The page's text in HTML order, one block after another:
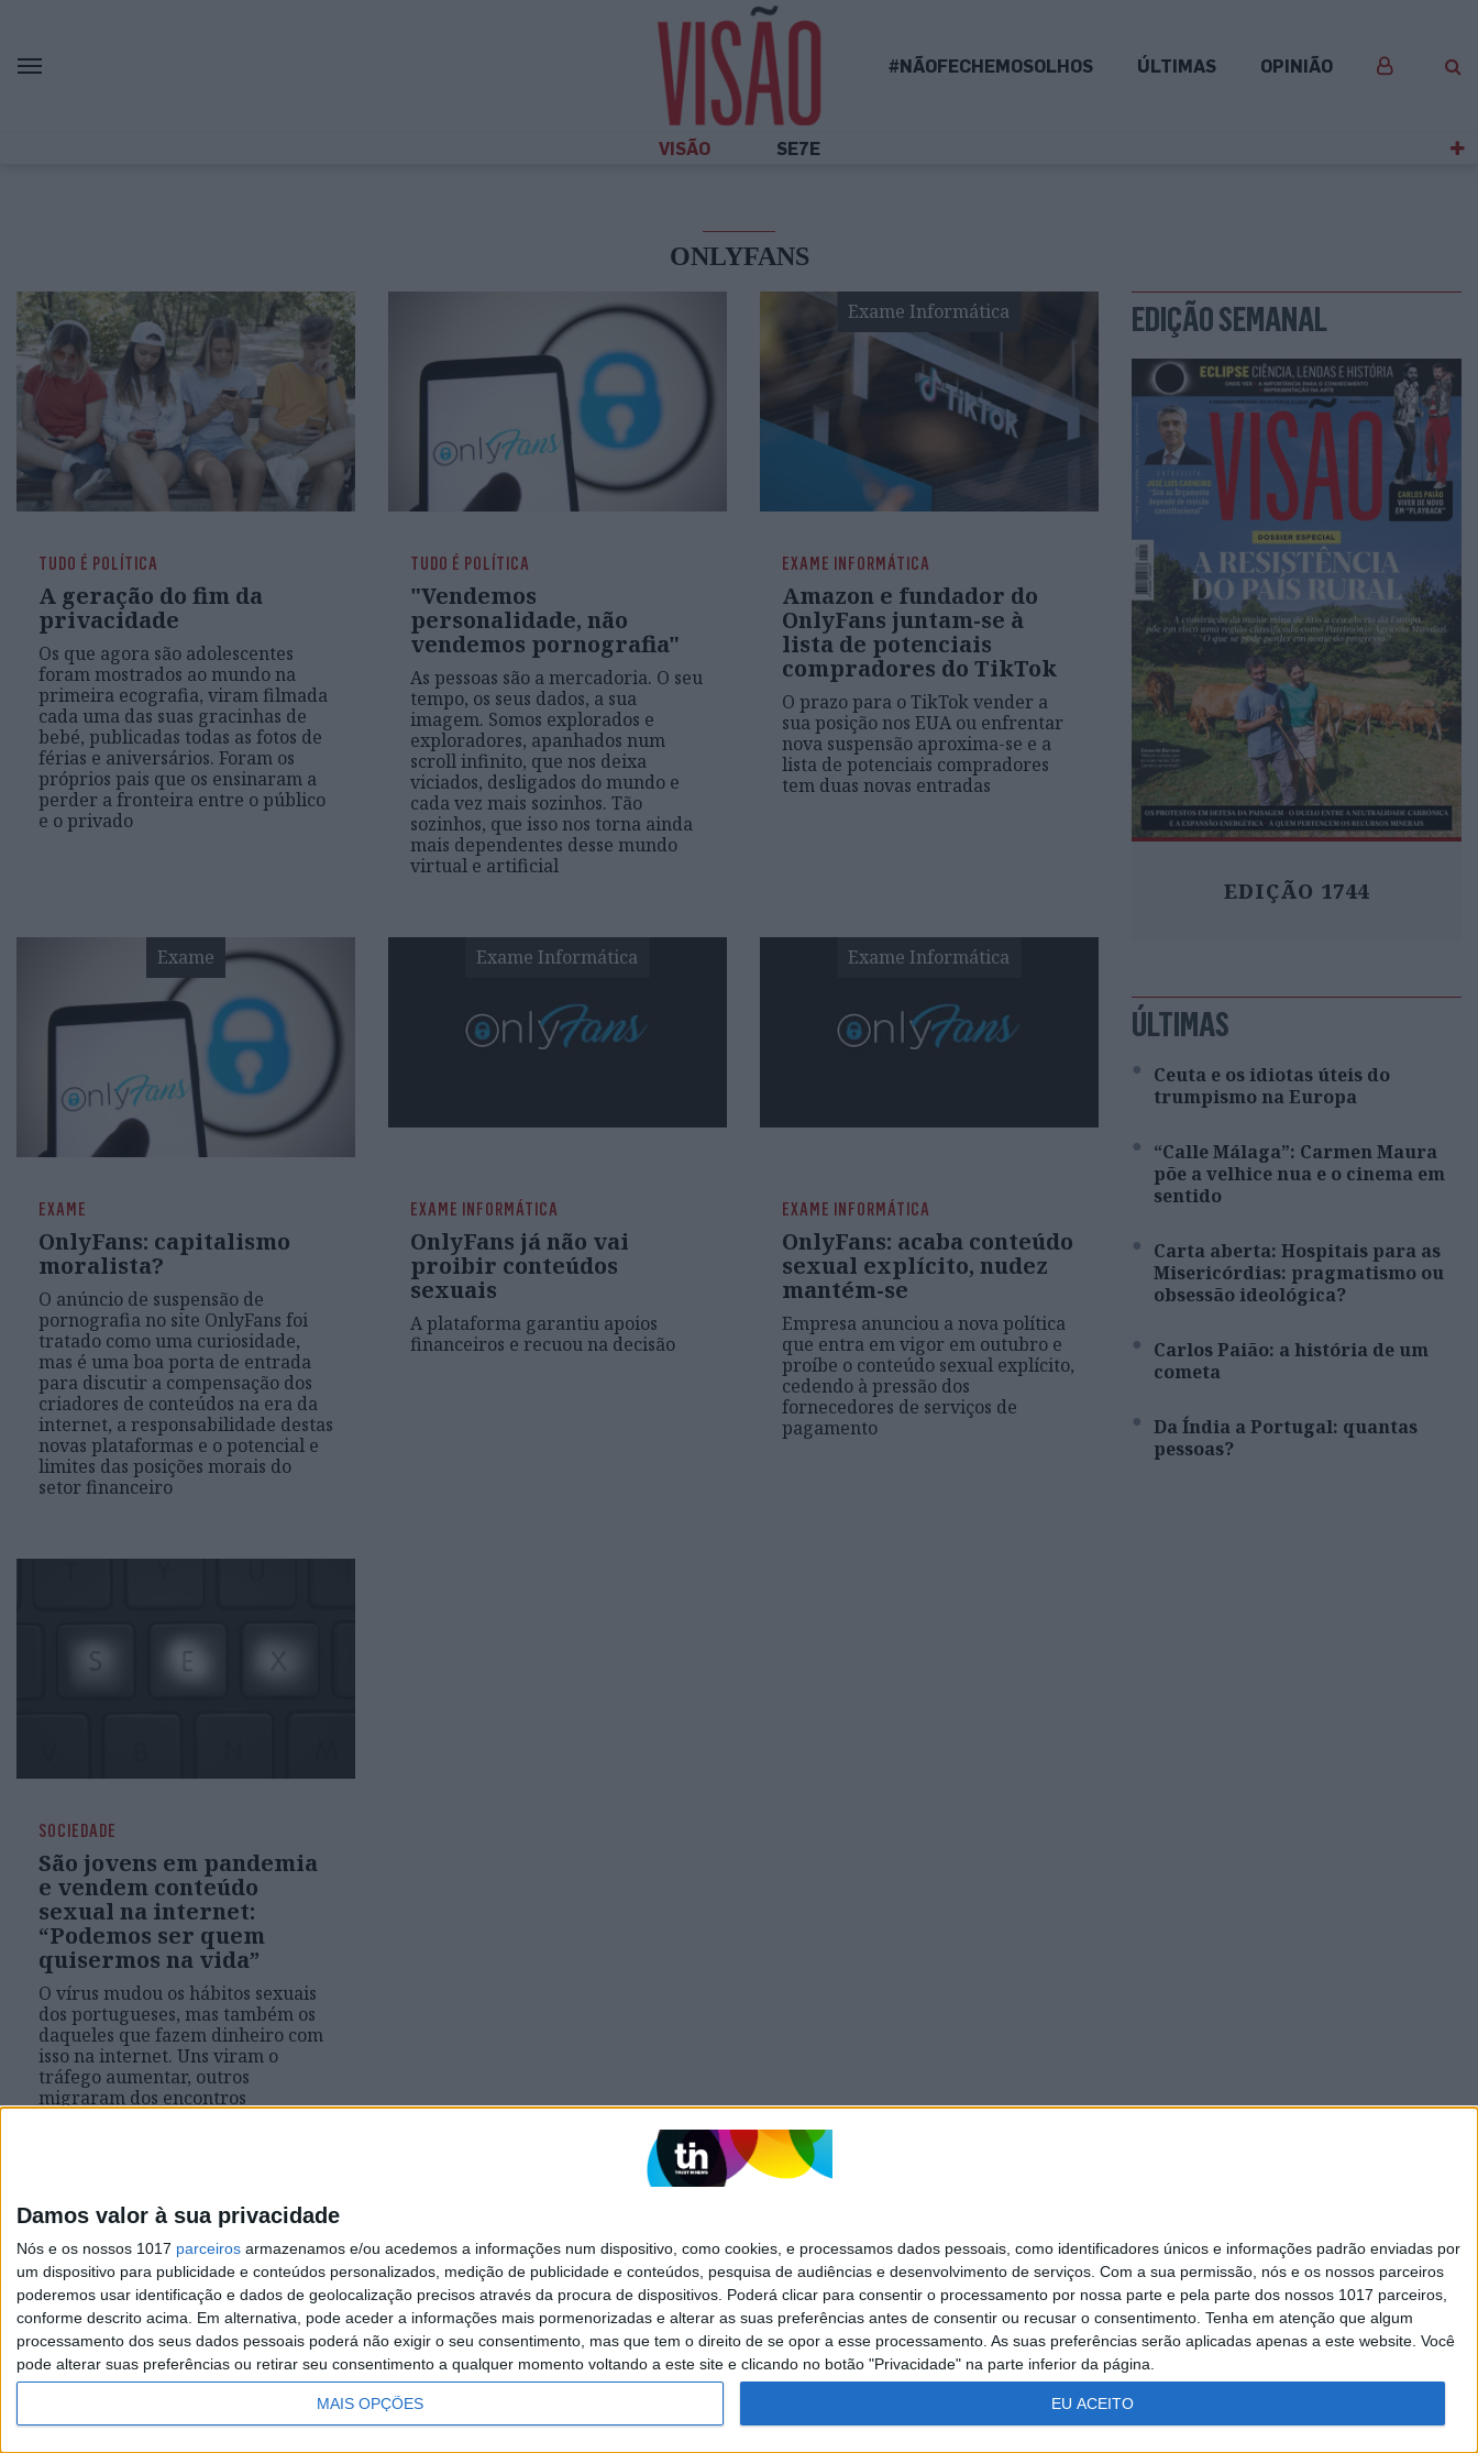
Damos valor à sua privacidade
Nós e os nossos 1017 parceiros armazenamos e/ou acedemos a informações num dispositivo, como cookies, e processamos dados pessoais, como identificadores únicos e informações padrão enviadas por
um dispositivo para publicidade e conteúdos personalizados, medição de publicidade e conteúdos, pesquisa de audiências e desenvolvimento de serviços. Com a sua permissão, nós e os nossos parceiros
poderemos usar identificação e dados de geolocalização precisos através da procura de dispositivos. Poderá clicar para consentir o processamento por nossa parte e pela parte dos nossos 1017 parceiros,
conforme descrito acima. Em alternativa, pode aceder a informações mais pormenorizadas e alterar as suas preferências antes de consentir ou recusar o consentimento. Tenha em atenção que algum
processamento dos seus dados pessoais poderá não exigir o seu consentimento, mas que tem o direito de se opor a esse processamento. As suas preferências serão aplicadas apenas a este website. Você
pode alterar suas preferências ou retirar seu consentimento a qualquer momento voltando a este site e clicando no botão "Privacidade" na parte inferior da página.
MAIS OPÇÕES EU ACEITO
#NÃOFECHEMOSOLHOS ÚLTIMAS OPINIÃO
VISÃO SE7E
ONLYFANS
TUDO É POLÍTICA
A geração do fim da
privacidade
Os que agora são adolescentes
foram mostrados ao mundo na
primeira ecografia, viram filmada
cada uma das suas gracinhas de
bebé, publicadas todas as fotos de
férias e aniversários. Foram os
próprios pais que os ensinaram a
perder a fronteira entre o público
e o privado
TUDO É POLÍTICA
"Vendemos
personalidade, não
vendemos pornografia"
As pessoas são a mercadoria. O seu
tempo, os seus dados, a sua
imagem. Somos explorados e
exploradores, apanhados num
scroll infinito, que nos deixa
viciados, desligados do mundo e
cada vez mais sozinhos. Tão
sozinhos, que isso nos torna ainda
mais dependentes desse mundo
virtual e artificial
Exame Informática
EXAME INFORMÁTICA
Amazon e fundador do
OnlyFans juntam-se à
lista de potenciais
compradores do TikTok
O prazo para o TikTok vender a
sua posição nos EUA ou enfrentar
nova suspensão aproxima-se e a
lista de potenciais compradores
tem duas novas entradas
Exame
EXAME
OnlyFans: capitalismo
moralista?
O anúncio de suspensão de
pornografia no site OnlyFans foi
tratado como uma curiosidade,
mas é uma boa porta de entrada
para discutir a compensação dos
criadores de conteúdos na era da
internet, a responsabilidade destas
novas plataformas e o potencial e
limites das posições morais do
setor financeiro
Exame Informática
EXAME INFORMÁTICA
OnlyFans já não vai
proibir conteúdos
sexuais
A plataforma garantiu apoios
financeiros e recuou na decisão
Exame Informática
EXAME INFORMÁTICA
OnlyFans: acaba conteúdo
sexual explícito, nudez
mantém-se
Empresa anunciou a nova política
que entra em vigor em outubro e
proíbe o conteúdo sexual explícito,
cedendo à pressão dos
fornecedores de serviços de
pagamento
SOCIEDADE
São jovens em pandemia
e vendem conteúdo
sexual na internet:
“Podemos ser quem
quisermos na vida”
O vírus mudou os hábitos sexuais
dos portugueses, mas também os
daqueles que fazem dinheiro com
isso na internet. Uns viram o
tráfego aumentar, outros
migraram dos encontros
negócio. No que toca ao sexo, todos
somos diferentes e estes jovens
sabem-no muito bem
EDIÇÃO SEMANAL
EDIÇÃO 1744
ÚLTIMAS
Ceuta e os idiotas úteis do
trumpismo na Europa
“Calle Málaga”: Carmen Maura
põe a velhice nua e o cinema em
sentido
Carta aberta: Hospitais para as
Misericórdias: pragmatismo ou
obsessão ideológica?
Carlos Paião: a história de um
cometa
Da Índia a Portugal: quantas
pessoas?
SITES DO GRUPO TRUST IN NEWS
Visão